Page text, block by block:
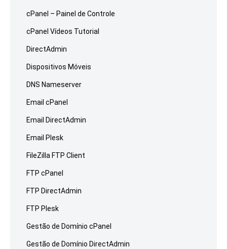
cPanel – Painel de Controle
cPanel Vídeos Tutorial
DirectAdmin
Dispositivos Móveis
DNS Nameserver
Email cPanel
Email DirectAdmin
Email Plesk
FileZilla FTP Client
FTP cPanel
FTP DirectAdmin
FTP Plesk
Gestão de Domínio cPanel
Gestão de Domínio DirectAdmin